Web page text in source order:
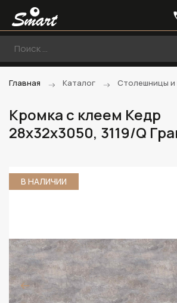
Главная Каталог Столешницы
Кромка с клеем Кедр
28х32х3050, 3119/Q
В НАЛИЧИИ